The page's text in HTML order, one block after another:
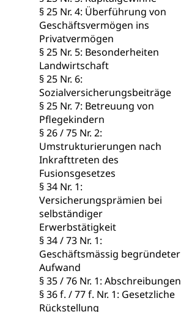
§ 25 Nr. 4: Überführung von
Geschäftsvermögen ins
Privatvermögen
§ 25 Nr. 5: Besonderheiten
Landwirtschaft
§ 25 Nr. 6:
Sozialversicherungsbeiträge
§ 25 Nr. 7: Betreuung von
Pflegekindern
§ 26 / 75 Nr. 2:
Umstrukturierungen nach
Inkrafttreten des
Fusionsgesetzes
§ 34 Nr. 1:
Versicherungsprämien bei
selbständiger
Erwerbstätigkeit
§ 34 / 73 Nr. 1:
Geschäftsmässig begründeter
Aufwand
§ 35 / 76 Nr. 1: Abschreibungen
§ 36 f. / 77 f. Nr. 1: Gesetzliche
Rückstellung